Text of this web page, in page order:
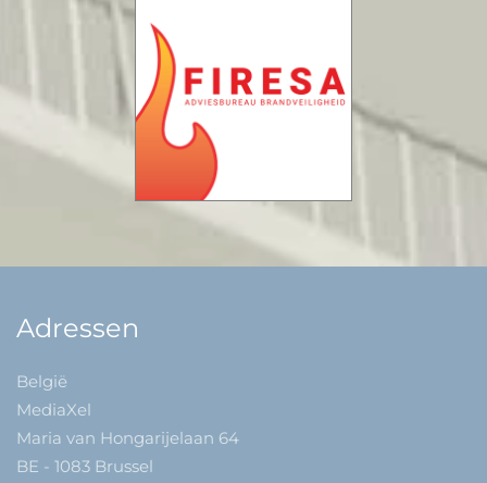
Adressen
België
MediaXel
Maria van Hongarijelaan 64
BE - 1083 Brussel